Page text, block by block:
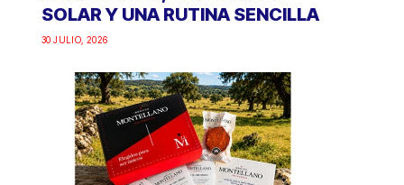
SOLAR Y UNA RUTINA SENCILLA
30 JULIO, 2026